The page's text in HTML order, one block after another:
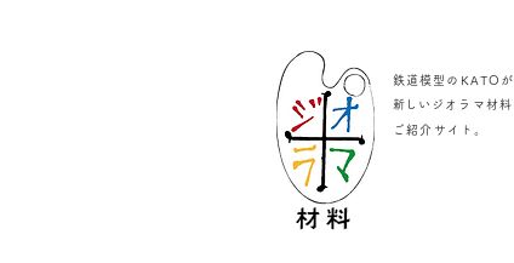
鉄道模型のKATOが
新しいジオラマ材料
ご紹介サイト